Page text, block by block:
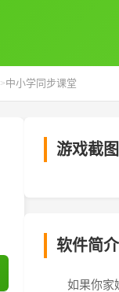
>中小学同步课堂
游戏截图
软件简介
如果你家